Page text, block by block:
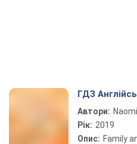
ГДЗ
Автори:
Рік: 2019
Опис: Family